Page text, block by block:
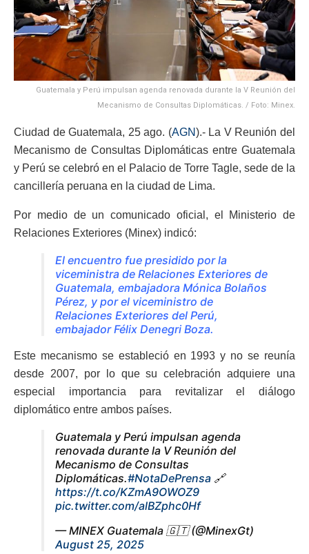
Guatemala y Perú impulsan agenda renovada durante la V Reunión del
Mecanismo de Consultas Diplomáticas. / Foto: Minex.
Ciudad de Guatemala, 25 ago. (AGN).- La V Reunión del
Mecanismo de Consultas Diplomáticas entre Guatemala
y Perú se celebró en el Palacio de Torre Tagle, sede de la
cancillería peruana en la ciudad de Lima.
Por medio de un comunicado oficial, el Ministerio de
Relaciones Exteriores (Minex) indicó:
El encuentro fue presidido por la
viceministra de Relaciones Exteriores de
Guatemala, embajadora Mónica Bolaños
Pérez, y por el viceministro de
Relaciones Exteriores del Perú,
embajador Félix Denegri Boza.
Este mecanismo se estableció en 1993 y no se reunía
desde 2007, por lo que su celebración adquiere una
especial importancia para revitalizar el diálogo
diplomático entre ambos países.
Guatemala y Perú impulsan agenda
renovada durante la V Reunión del
Mecanismo de Consultas
Diplomáticas.#NotaDePrensa 🔗
https://t.co/KZmA9OWOZ9
pic.twitter.com/alBZphc0Hf
— MINEX Guatemala 🇬🇹 (@MinexGt)
August 25, 2025